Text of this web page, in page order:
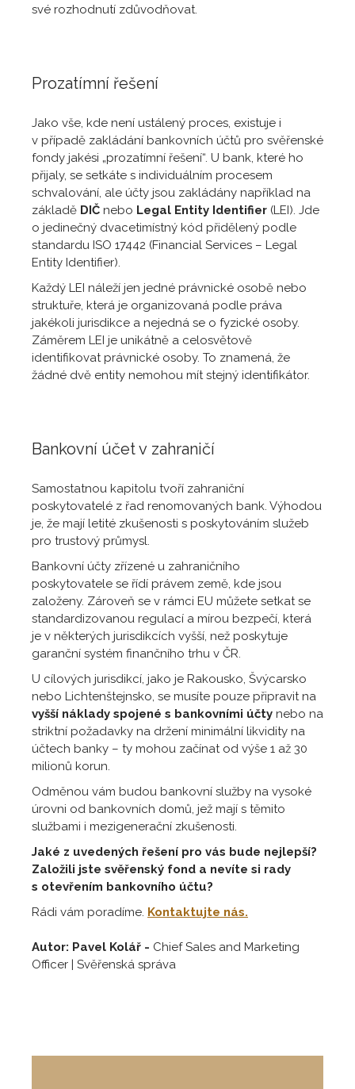
své rozhodnutí zdůvodňovat.
Prozatímní řešení
Jako vše, kde není ustálený proces, existuje i
v případě zakládání bankovních účtů pro svěřenské
fondy jakési „prozatímní řešení“. U bank, které ho
přijaly, se setkáte s individuálním procesem
schvalování, ale účty jsou zakládány například na
základě DIČ nebo Legal Entity Identifier (LEI). Jde
o jedinečný dvacetimístný kód přidělený podle
standardu ISO 17442 (Financial Services – Legal
Entity Identifier).
Každý LEI náleží jen jedné právnické osobě nebo
struktuře, která je organizovaná podle práva
jakékoli jurisdikce a nejedná se o fyzické osoby.
Záměrem LEI je unikátně a celosvětově
identifikovat právnické osoby. To znamená, že
žádné dvě entity nemohou mít stejný identifikátor.
Bankovní účet v zahraničí
Samostatnou kapitolu tvoří zahraniční
poskytovatelé z řad renomovaných bank. Výhodou
je, že mají letité zkušenosti s poskytováním služeb
pro trustový průmysl.
Bankovní účty zřízené u zahraničního
poskytovatele se řídí právem země, kde jsou
založeny. Zároveň se v rámci EU můžete setkat se
standardizovanou regulací a mírou bezpečí, která
je v některých jurisdikcích vyšší, než poskytuje
garanční systém finančního trhu v ČR.
U cílových jurisdikcí, jako je Rakousko, Švýcarsko
nebo Lichtenštejnsko, se musíte pouze připravit na
vyšší náklady spojené s bankovními účty nebo na
striktní požadavky na držení minimální likvidity na
účtech banky – ty mohou začínat od výše 1 až 30
milionů korun.
Odměnou vám budou bankovní služby na vysoké
úrovni od bankovních domů, jež mají s těmito
službami i mezigenerační zkušenosti.
Jaké z uvedených řešení pro vás bude nejlepší?
Založili jste svěřenský fond a nevíte si rady
s otevřením bankovního účtu?
Rádi vám poradíme. Kontaktujte nás.
Autor: Pavel Kolář - Chief Sales and Marketing
Officer | Svěřenská správa
100 stran
praktických rad, tipů a našich
zkušeností.
Stáhnout
NEWSLETTER